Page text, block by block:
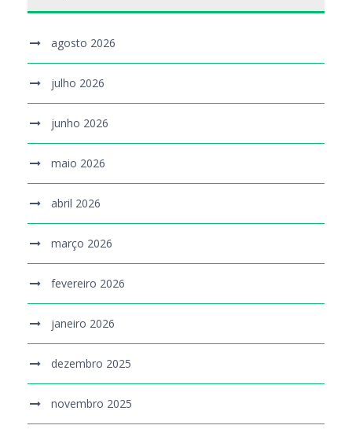
agosto 2026
julho 2026
junho 2026
maio 2026
abril 2026
março 2026
fevereiro 2026
janeiro 2026
dezembro 2025
novembro 2025